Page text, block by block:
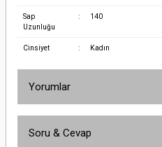
Sap
Uzunluğu
: 140
Cinsiyet : Kadın
Yorumlar
Soru & Cevap